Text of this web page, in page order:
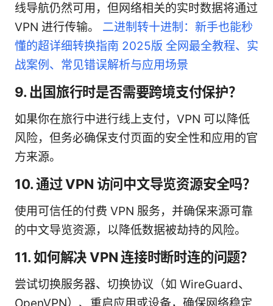
线导航仍然可用，但网络相关的实时数据将通过
VPN 进行传输。 二进制转十进制：新手也能秒
懂的超详细转换指南 2025版 全网最全教程、实
战案例、常见错误解析与应用场景
9. 出国旅行时是否需要跨境支付保护？
如果你在旅行中进行线上支付，VPN 可以降低
风险，但务必确保支付页面的安全性和应用的官
方来源。
10. 通过 VPN 访问中文导览资源安全吗？
使用可信任的付费 VPN 服务，并确保来源可靠
的中文导览资源，以降低数据被劫持的风险。
11. 如何解决 VPN 连接时断时连的问题？
尝试切换服务器、切换协议（如 WireGuard、
OpenVPN）、重启应用或设备，确保网络稳定